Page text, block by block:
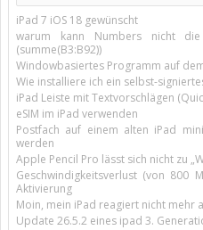
iPad 7 iOS 18 gewünscht
warum kann Numbers nicht die
(summe(B3:B92))
Windowbasiertes Programm auf
Wie installiere ich ein selbst-
iPad Leiste mit Textvorschlägen
eSIM im iPad verwenden
Postfach auf einem alten iPad
werden
Apple Pencil Pro lässt sich nicht zu
Geschwindigkeitsverlust (von 800
Aktivierung
Moin, mein iPad reagiert nicht mehr
Update 26.5.2 eines ipad 3.